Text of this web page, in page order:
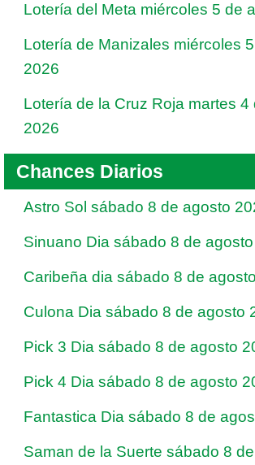
Lotería del Meta miércoles 5 de
Lotería de Manizales miércoles
2026
Lotería de la Cruz Roja martes 4
2026
Chances Diarios
Astro Sol sábado 8 de agosto
Sinuano Dia sábado 8 de
Caribeña dia sábado 8 de
Culona Dia sábado 8 de agosto
Pick 3 Dia sábado 8 de agosto
Pick 4 Dia sábado 8 de agosto
Fantastica Dia sábado 8 de
Saman de la Suerte sábado 8